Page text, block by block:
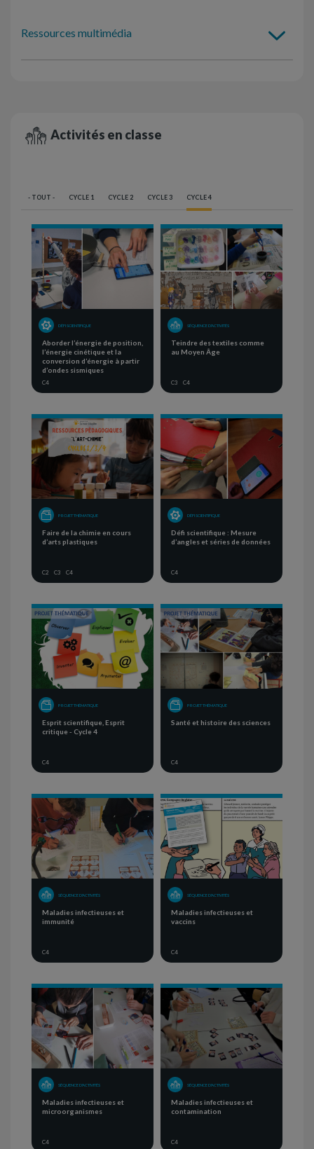
Ressources multimédia
Activités en classe
- TOUT - CYCLE 1 CYCLE 2 CYCLE 3 CYCLE 4
DÉFI SCIENTIFIQUE
Aborder l’énergie de position,
l’énergie cinétique et la
conversion d’énergie à partir
d’ondes sismiques
C4
SÉQUENCE D'ACTIVITÉS
Teindre des textiles comme
au Moyen Âge
C3 C4
PROJET THÉMATIQUE
Faire de la chimie en cours
d’arts plastiques
C2 C3 C4
DÉFI SCIENTIFIQUE
Défi scientifique : Mesure
d’angles et séries de données
C4
PROJET THÉMATIQUE
Esprit scientifique, Esprit
critique - Cycle 4
C4
PROJET THÉMATIQUE
Santé et histoire des sciences
C4
SÉQUENCE D'ACTIVITÉS
Maladies infectieuses et
immunité
C4
SÉQUENCE D'ACTIVITÉS
Maladies infectieuses et
vaccins
C4
SÉQUENCE D'ACTIVITÉS
Maladies infectieuses et
microorganismes
C4
SÉQUENCE D'ACTIVITÉS
Maladies infectieuses et
contamination
C4